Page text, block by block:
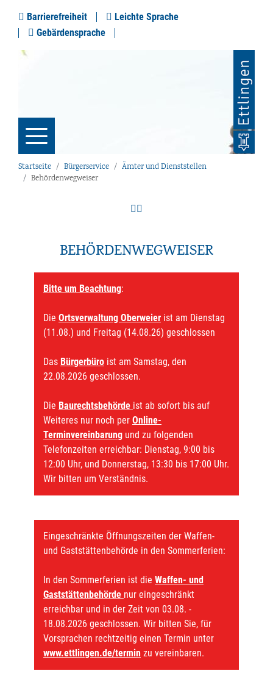
Barrierefreiheit
Leichte Sprache
Gebärdensprache
Startseite Bürgerservice
Ämter und Dienststellen
Behördenwegweiser
BEHÖRDENWEGWEISER
Bitte um Beachtung:
Die Ortsverwaltung Oberweier ist am Dienstag
(11.08.) und Freitag (14.08.26) geschlossen
Das Bürgerbüro ist am Samstag, den
22.08.2026 geschlossen.
Die Baurechtsbehörde ist ab sofort bis auf
Weiteres nur noch per Online-
Terminvereinbarung und zu folgenden
Telefonzeiten erreichbar: Dienstag, 9:00 bis
12:00 Uhr, und Donnerstag, 13:30 bis 17:00 Uhr.
Wir bitten um Verständnis.
Eingeschränkte Öffnungszeiten der Waffen-
und Gaststättenbehörde in den Sommerferien:
In den Sommerferien ist die Waffen- und
Gaststättenbehörde nur eingeschränkt
erreichbar und in der Zeit von 03.08. -
18.08.2026 geschlossen. Wir bitten Sie, für
Vorsprachen rechtzeitig einen Termin unter
www.ettlingen.de/termin zu vereinbaren.